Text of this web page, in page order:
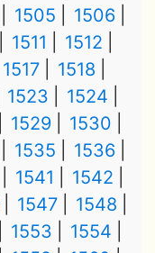
1505
1506
1511
1512
1517
1518
1523
1524
1529
1530
1535
1536
1541
1542
1547
1548
1553
1554